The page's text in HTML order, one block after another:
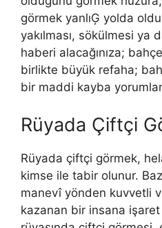
görmek yanlıĢ yolda
yakılması, sökülmesi ya
haberi alacağınıza;
birlikte büyük refaha;
bir maddi kayba
Rüyada Çiftçi
Rüyada çiftçi görmek,
kimse ile tabir olunur.
manevî yönden kuvvetli
kazanan bir insana